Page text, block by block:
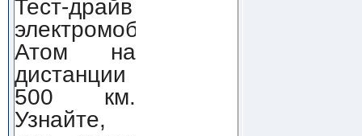
Тест-драйв
электромобиля
Атом на
дистанции
500 км.
Узнайте,